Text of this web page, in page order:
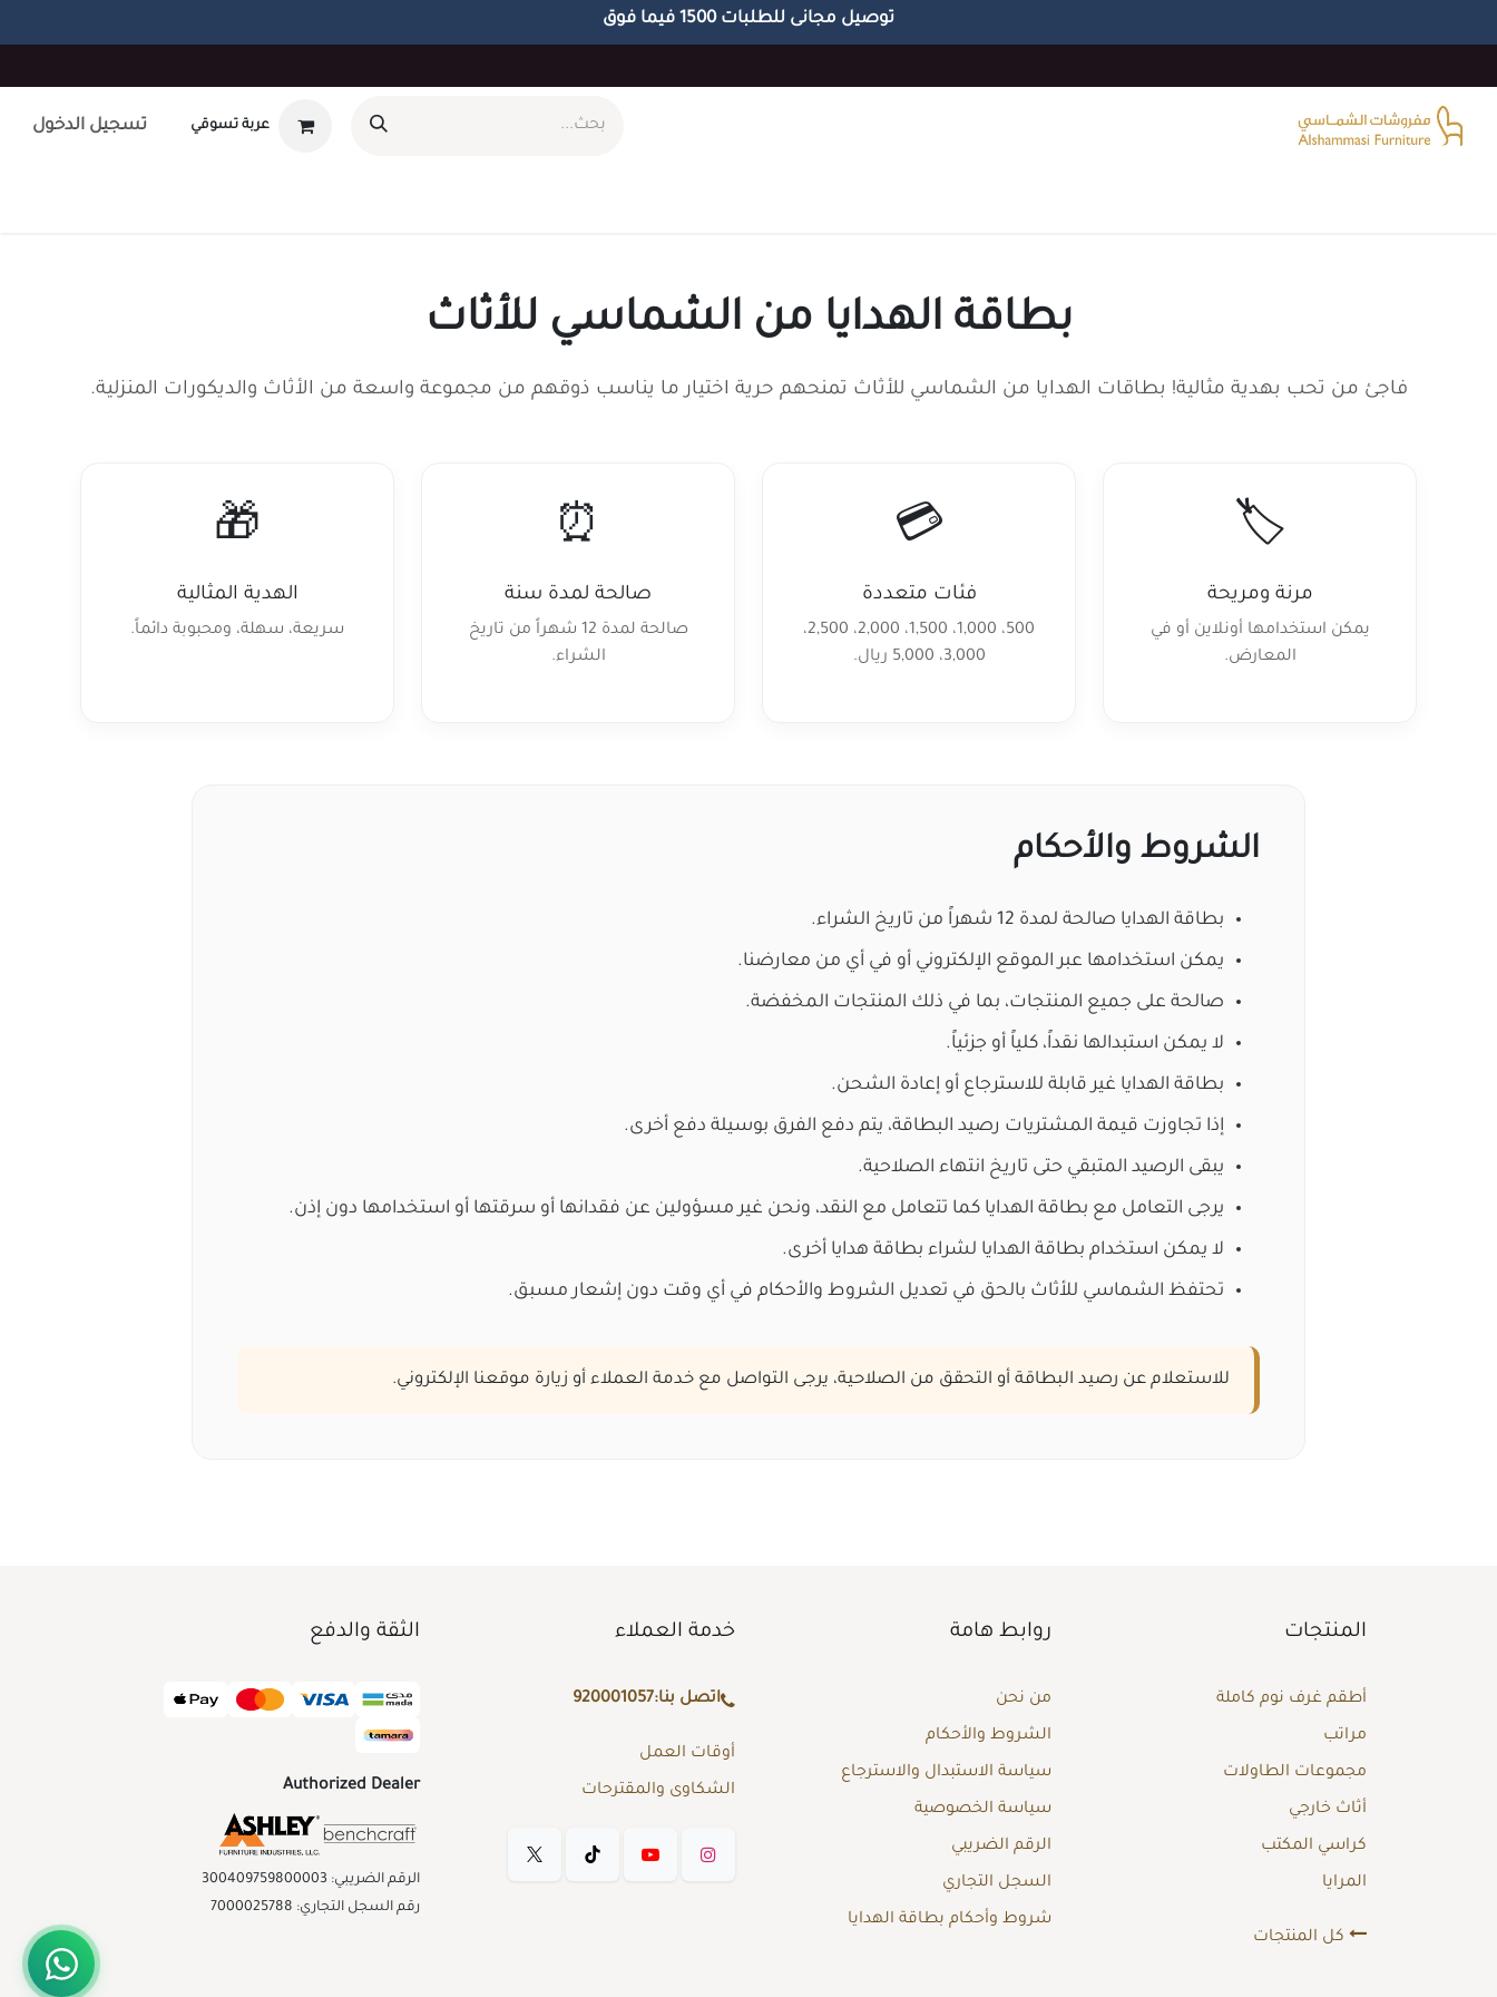
توصيل مجانى للطلبات 1500 فيما فوق
عربة تسوقي تسجيل الدخول
بطاقة الهدايا من الشماسي للأثاث
فاجئ من تحب بهدية مثالية! بطاقات الهدايا من الشماسي للأثاث تمنحهم حرية اختيار ما يناسب ذوقهم من مجموعة واسعة من الأثاث والديكورات المنزلية.
🏷️
مرنة ومريحة
يمكن استخدامها أونلاين أو في
المعارض.
💳
فئات متعددة
500، 1,000، 1,500، 2,000، 2,500،
3,000، 5,000 ريال.
⏰
صالحة لمدة سنة
صالحة لمدة 12 شهراً من تاريخ
الشراء.
🎁
الهدية المثالية
سريعة، سهلة، ومحبوبة دائماً.
الشروط والأحكام
بطاقة الهدايا صالحة لمدة 12 شهراً من تاريخ الشراء.
يمكن استخدامها عبر الموقع الإلكتروني أو في أي من معارضنا.
صالحة على جميع المنتجات، بما في ذلك المنتجات المخفضة.
لا يمكن استبدالها نقداً، كلياً أو جزئياً.
بطاقة الهدايا غير قابلة للاسترجاع أو إعادة الشحن.
إذا تجاوزت قيمة المشتريات رصيد البطاقة، يتم دفع الفرق بوسيلة دفع أخرى.
يبقى الرصيد المتبقي حتى تاريخ انتهاء الصلاحية.
يرجى التعامل مع بطاقة الهدايا كما تتعامل مع النقد، ونحن غير مسؤولين عن فقدانها أو سرقتها أو استخدامها دون إذن.
لا يمكن استخدام بطاقة الهدايا لشراء بطاقة هدايا أخرى.
تحتفظ الشماسي للأثاث بالحق في تعديل الشروط والأحكام في أي وقت دون إشعار مسبق.
للاستعلام عن رصيد البطاقة أو التحقق من الصلاحية، يرجى التواصل مع خدمة العملاء أو زيارة موقعنا الإلكتروني.
المنتجات
أطقم غرف نوم كاملة
مراتب
مجموعات الطاولات
أثاث خارجي
كراسي المكتب
المرايا
كل المنتجات
روابط هامة
من نحن
الشروط والأحكام
سياسة الاستبدال والاسترجاع
سياسة الخصوصية
الرقم الضريبي
السجل التجاري
شروط وأحكام بطاقة الهدايا
خدمة العملاء
اتصل بنا:920001057
أوقات العمل
الشكاوى والمقترحات
الثقة والدفع
Authorized Dealer
الرقم الضريبي: 300409759800003
رقم السجل التجاري: 7000025788